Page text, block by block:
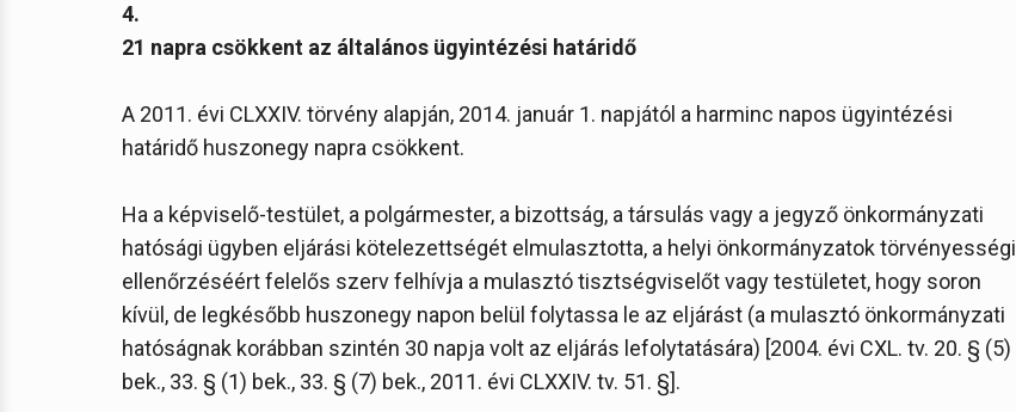
4.
21 napra csökkent az általános ügyintézési határidő
A 2011. évi CLXXIV. törvény alapján, 2014. január 1. napjától a harminc napos ügyintézési
határidő huszonegy napra csökkent.
Ha a képviselő-testület, a polgármester, a bizottság, a társulás vagy a jegyző önkormányzati
hatósági ügyben eljárási kötelezettségét elmulasztotta, a helyi önkormányzatok törvényességi
ellenőrzéséért felelős szerv felhívja a mulasztó tisztségviselőt vagy testületet, hogy soron
kívül, de legkésőbb huszonegy napon belül folytassa le az eljárást (a mulasztó önkormányzati
hatóságnak korábban szintén 30 napja volt az eljárás lefolytatására) [2004. évi CXL. tv. 20. § (5)
bek., 33. § (1) bek., 33. § (7) bek., 2011. évi CLXXIV. tv. 51. §].